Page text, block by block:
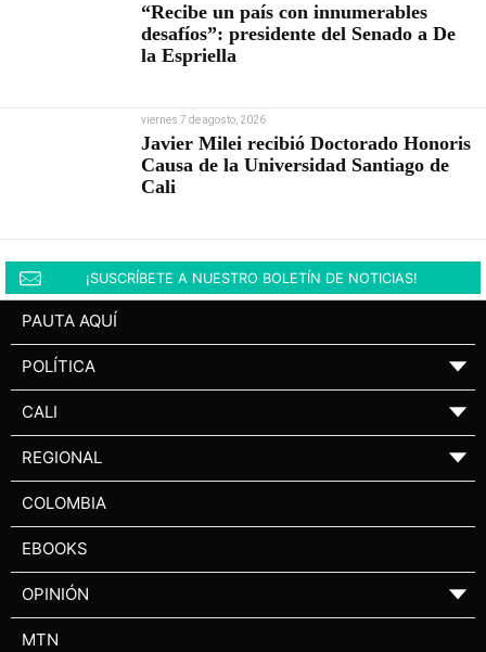
“Recibe un país con innumerables
desafíos”: presidente del Senado a De
la Espriella
viernes 7 de agosto, 2026
Javier Milei recibió Doctorado Honoris
Causa de la Universidad Santiago de
Cali
¡SUSCRÍBETE A NUESTRO BOLETÍN DE NOTICIAS!
PAUTA AQUÍ
POLÍTICA ▼
CALI ▼
REGIONAL ▼
COLOMBIA
EBOOKS
OPINIÓN ▼
MTN